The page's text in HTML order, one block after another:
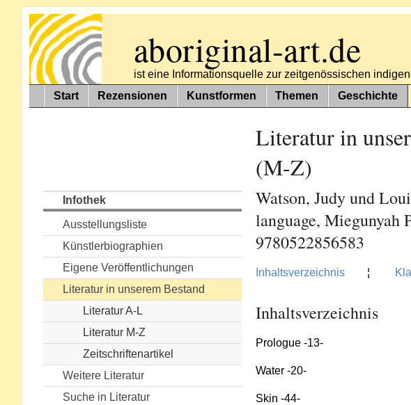
aboriginal-art.de
ist eine Informationsquelle zur zeitgenössischen
Start
Rezensionen Kunstformen Themen Geschichte
Infothek
Ausstellungsliste
Künstlerbiographien
Eigene Veröffentlichungen
Literatur in unserem Bestand
Literatur A-L
Literatur M-Z
Zeitschriftenartikel
Weitere Literatur
Suche in Literatur
Literatur in
(M-Z)
Watson, Judy und
language, Miegunyah
9780522856583
Inhaltsverzeichnis¦
Inhaltsverzeichnis
Prologue -13-
Water -20-
Skin -44-